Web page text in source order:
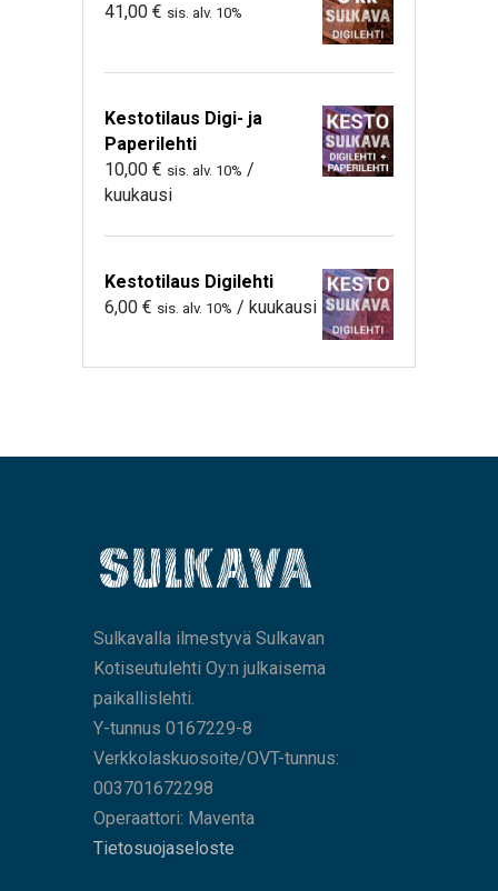
41,00 € sis. alv. 10%
Kestotilaus Digi- ja
Paperilehti
10,00 € sis. alv. 10% /
kuukausi
Kestotilaus Digilehti
6,00 € sis. alv. 10% / kuukausi
Sulkavalla ilmestyvä Sulkavan
Kotiseutulehti Oy:n julkaisema
paikallislehti.
Y-tunnus 0167229-8
Verkkolaskuosoite/OVT-tunnus:
003701672298
Operaattori: Maventa
Tietosuojaseloste